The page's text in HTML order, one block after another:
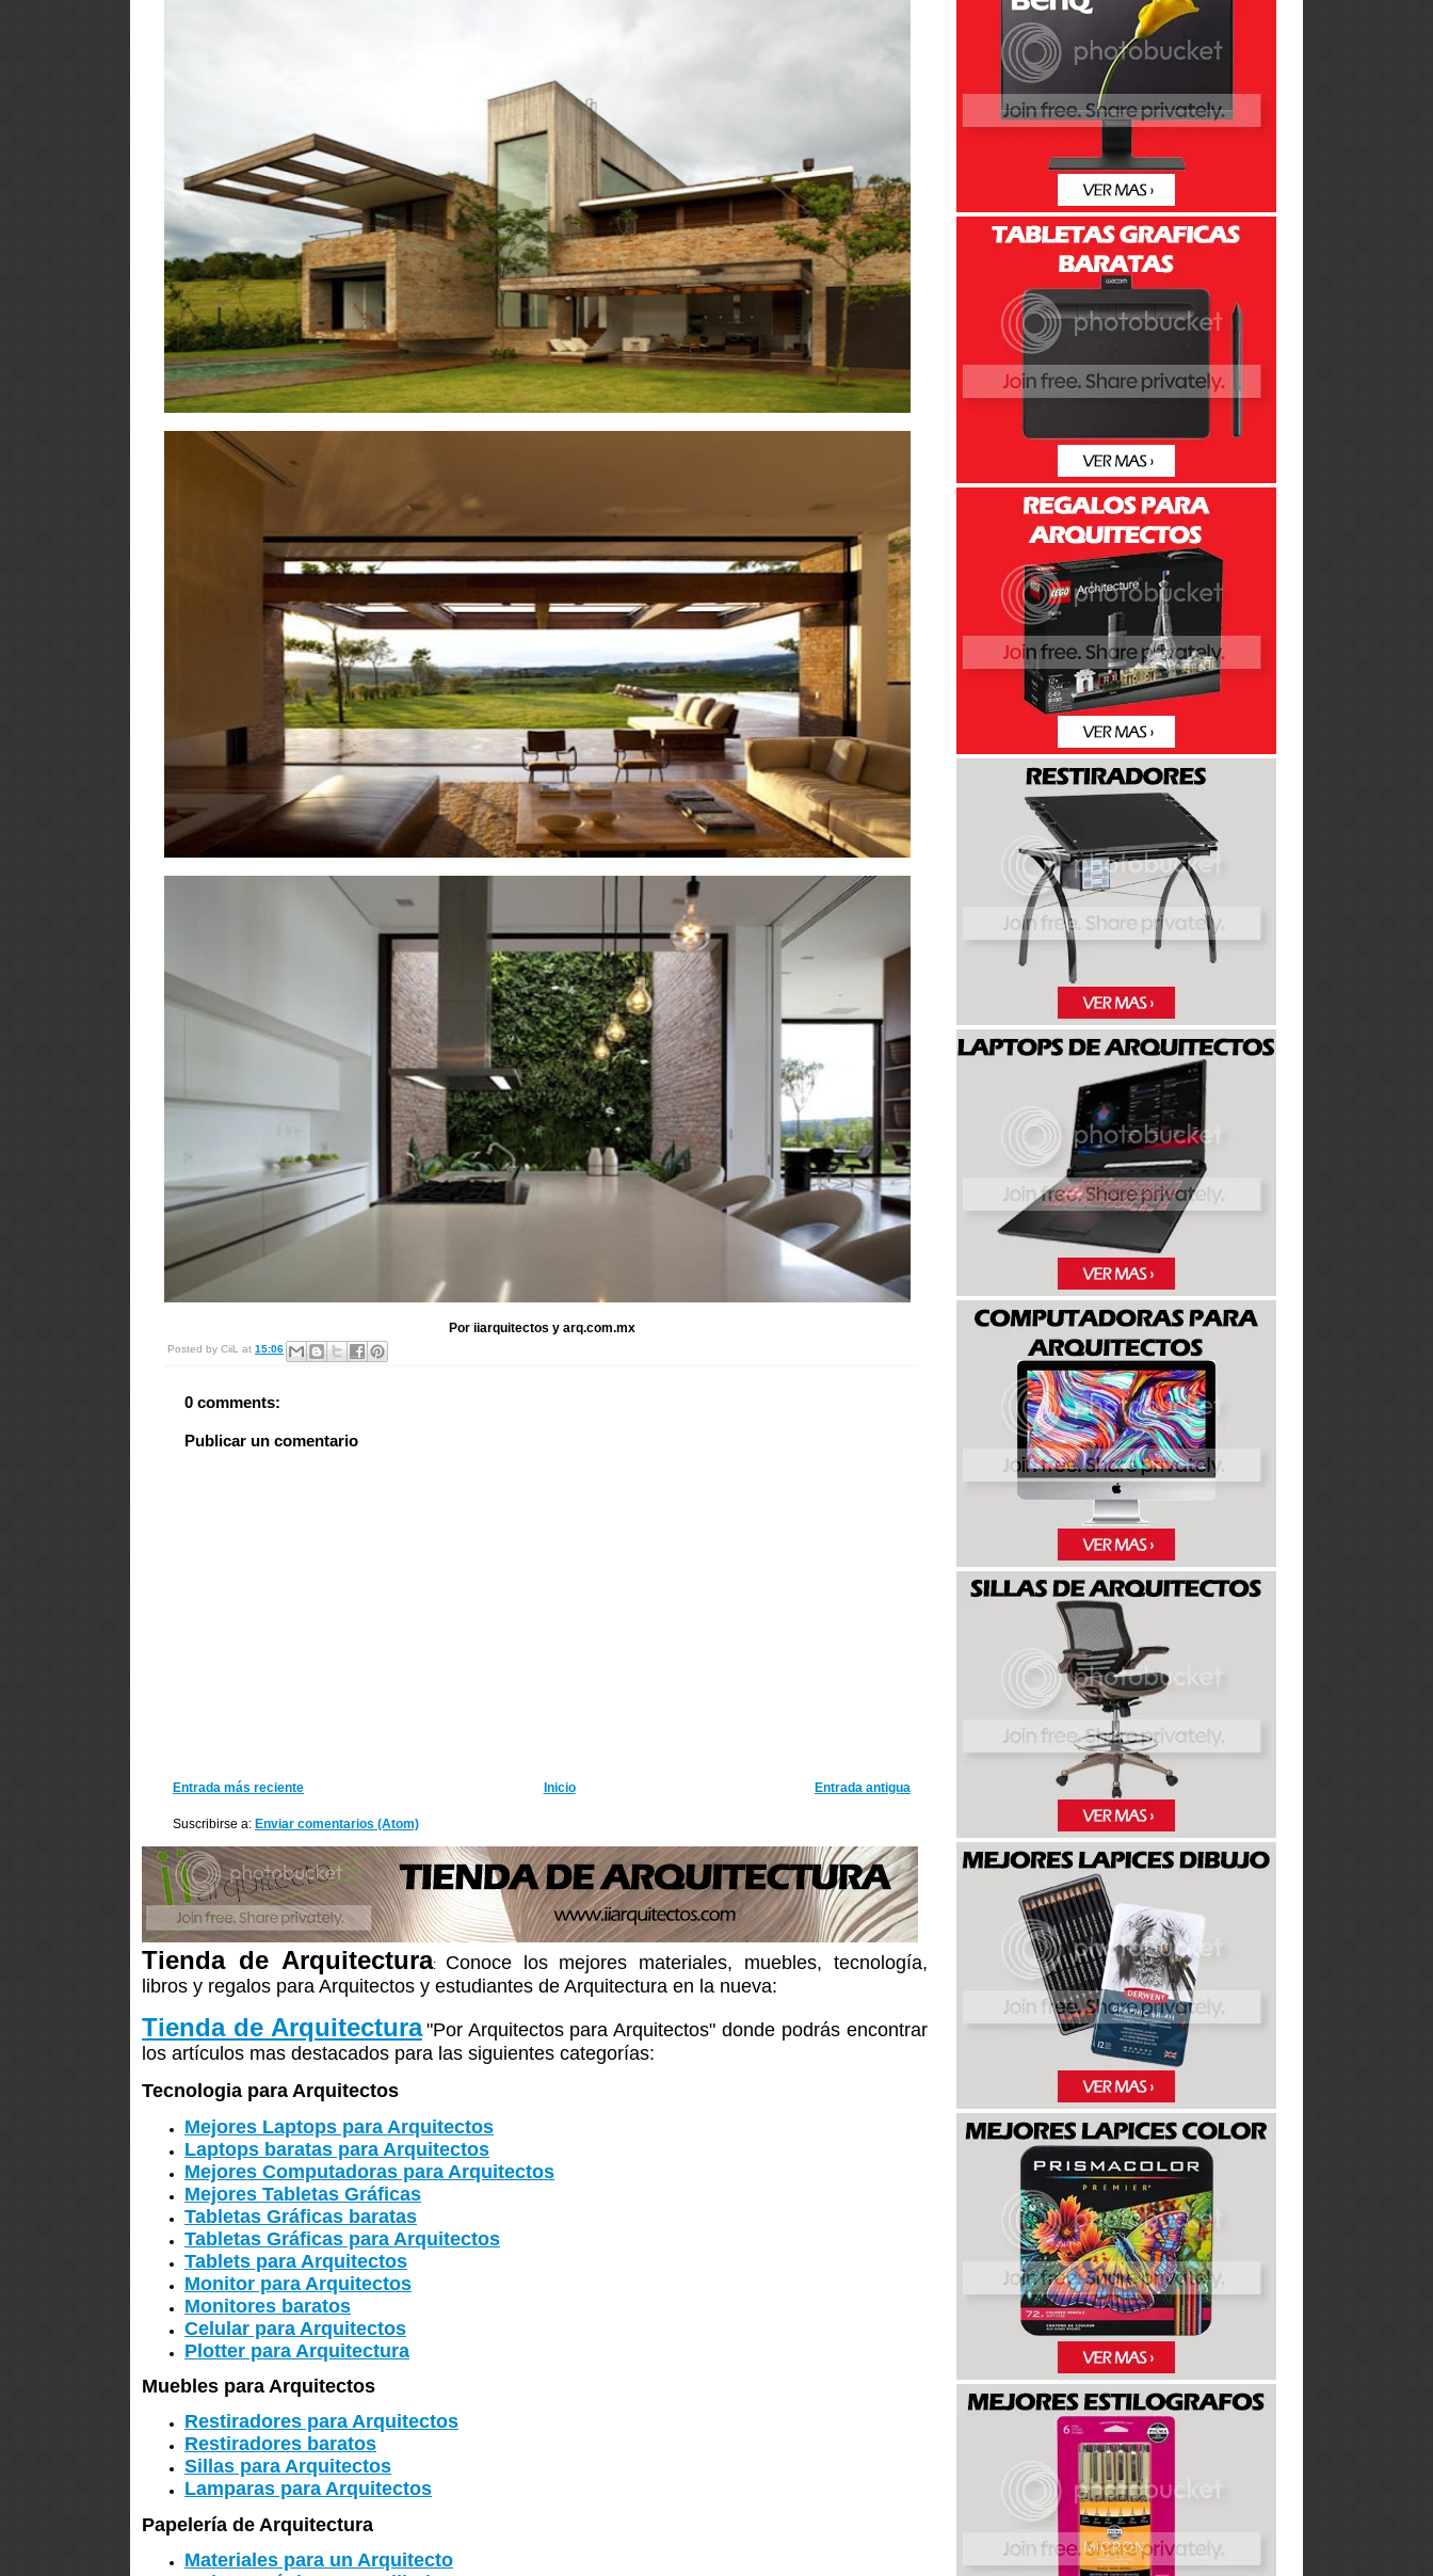
Por iiarquitectos y arq.com.mx
Posted by CiiL at 15:06
0 comments:
Publicar un comentario
Entrada más reciente Entrada antigua
Inicio
Suscribirse a: Enviar comentarios (Atom)
Tienda de Arquitectura: Conoce los mejores materiales, muebles, tecnología,
libros y regalos para Arquitectos y estudiantes de Arquitectura en la nueva:
Tienda de Arquitectura "Por Arquitectos para Arquitectos" donde podrás encontrar
los artículos mas destacados para las siguientes categorías:
Tecnologia para Arquitectos
Mejores Laptops para Arquitectos
Laptops baratas para Arquitectos
Mejores Computadoras para Arquitectos
Mejores Tabletas Gráficas
Tabletas Gráficas baratas
Tabletas Gráficas para Arquitectos
Tablets para Arquitectos
Monitor para Arquitectos
Monitores baratos
Celular para Arquitectos
Plotter para Arquitectura
Muebles para Arquitectos
Restiradores para Arquitectos
Restiradores baratos
Sillas para Arquitectos
Lamparas para Arquitectos
Papelería de Arquitectura
Materiales para un Arquitecto